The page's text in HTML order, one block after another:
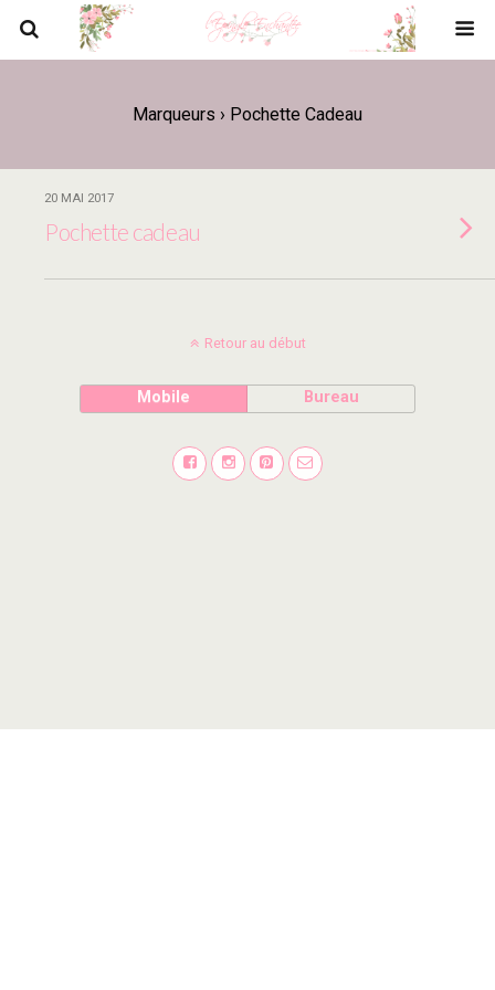
Marqueurs › Pochette Cadeau
20 MAI 2017
Pochette cadeau
Retour au début
Mobile Bureau